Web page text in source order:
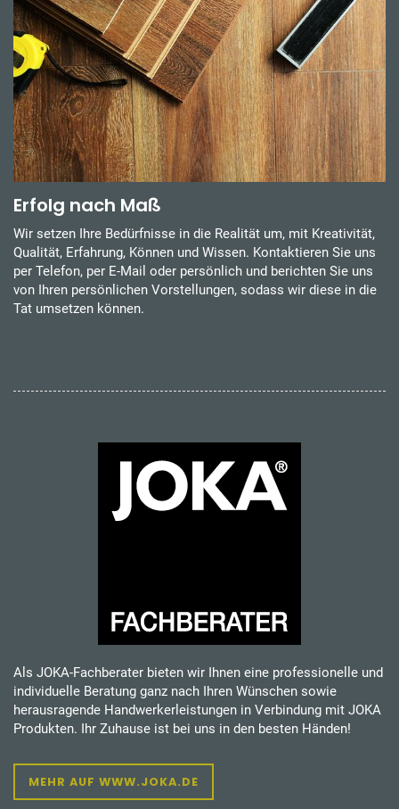
Erfolg nach Maß
Wir setzen Ihre Bedürfnisse in die Realität um, mit Kreativität,
Qualität, Erfahrung, Können und Wissen. Kontaktieren Sie uns
per Telefon, per E-Mail oder persönlich und berichten Sie uns
von Ihren persönlichen Vorstellungen, sodass wir diese in die
Tat umsetzen können.
Als JOKA-Fachberater bieten wir Ihnen eine professionelle und
individuelle Beratung ganz nach Ihren Wünschen sowie
herausragende Handwerkerleistungen in Verbindung mit JOKA
Produkten. Ihr Zuhause ist bei uns in den besten Händen!
MEHR AUF WWW.JOKA.DE